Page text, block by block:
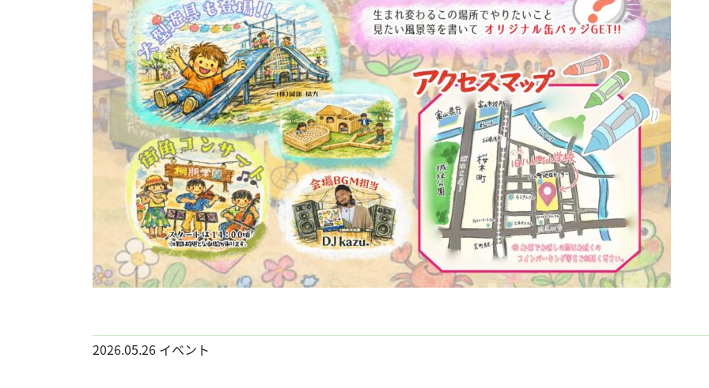
2026.05.26 イベント